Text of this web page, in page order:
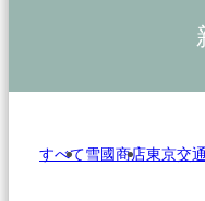
すべて雪國商店東京交